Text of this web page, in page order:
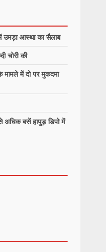
उमड़ा आस्था का सैलाब
चोरी की
में दो पर मुकदमा
अधिक बसें हापुड़ डिपो में